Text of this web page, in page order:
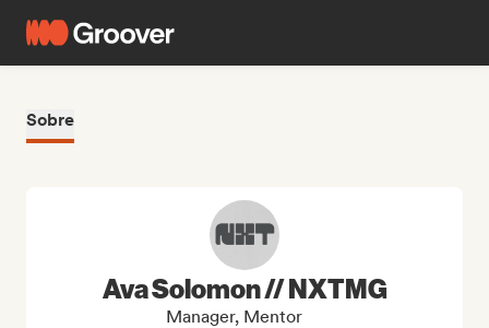
Sobre
Ava Solomon // NXTMG
Manager, Mentor